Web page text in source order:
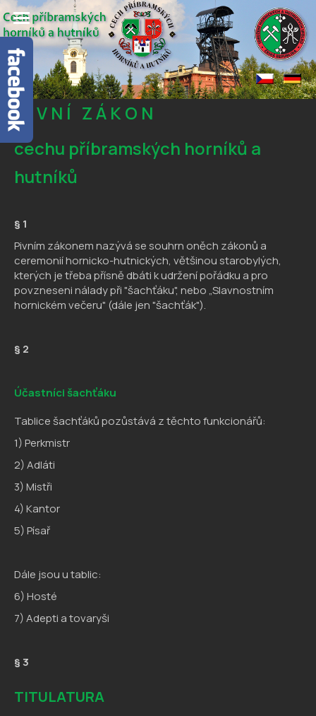
P I V N Í Z Á K O N
cechu příbramských horníků a
hutníků
§ 1
Pivním zákonem nazývá se souhrn oněch zákonů a
ceremonií hornicko-hutnických, většinou starobylých,
kterých je třeba přísně dbáti k udržení pořádku a pro
povzneseni nálady při "šachťáku", nebo „Slavnostním
hornickém večeru" (dále jen "šachťák").
§ 2
Účastníci šachťáku
Tablice šachťáků pozůstává z těchto funkcionářů:
1) Perkmistr
2) Adláti
3) Mistři
4) Kantor
5) Písař
Dále jsou u tablic:
6) Hosté
7) Adepti a tovaryši
§ 3
TITULATURA